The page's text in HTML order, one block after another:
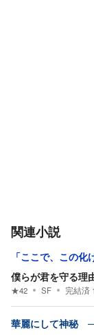
関連小説
「ここで、この化
僕らが君を守る理
★42 SF 完結済 1
華麗にして神秘